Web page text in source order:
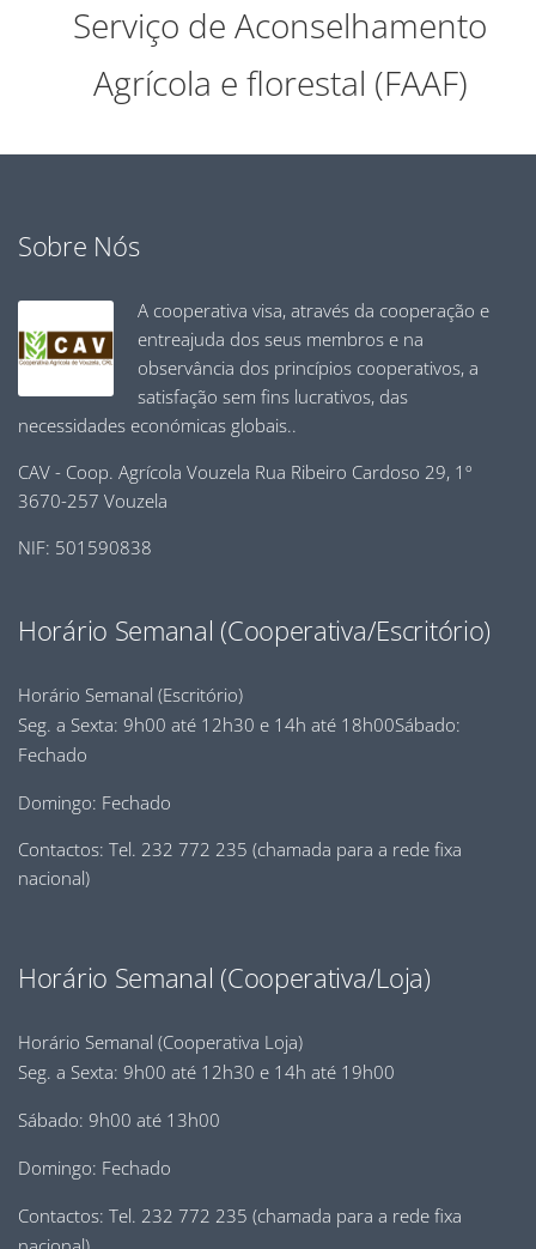
Serviço de Aconselhamento
Agrícola e florestal (FAAF)
Sobre Nós
A cooperativa visa, através da cooperação e
entreajuda dos seus membros e na
observância dos princípios cooperativos, a
satisfação sem fins lucrativos, das
necessidades económicas globais..
CAV - Coop. Agrícola Vouzela Rua Ribeiro Cardoso 29, 1º
3670-257 Vouzela
NIF: 501590838
Horário Semanal (Cooperativa/Escritório)
Horário Semanal (Escritório)
Seg. a Sexta: 9h00 até 12h30 e 14h até 18h00Sábado:
Fechado
Domingo: Fechado
Contactos: Tel. 232 772 235 (chamada para a rede fixa
nacional)
Horário Semanal (Cooperativa/Loja)
Horário Semanal (Cooperativa Loja)
Seg. a Sexta: 9h00 até 12h30 e 14h até 19h00
Sábado: 9h00 até 13h00
Domingo: Fechado
Contactos: Tel. 232 772 235 (chamada para a rede fixa